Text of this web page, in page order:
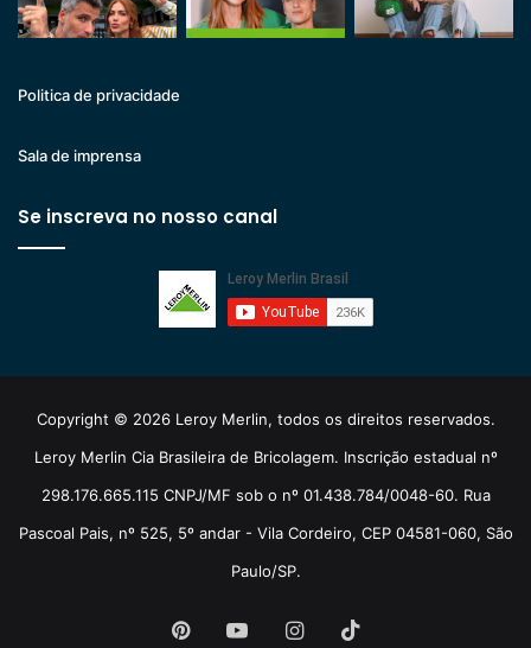
Politica de privacidade
Sala de imprensa
Se inscreva no nosso canal
Copyright © 2026 Leroy Merlin, todos os direitos reservados.
Leroy Merlin Cia Brasileira de Bricolagem. Inscrição estadual nº
298.176.665.115 CNPJ/MF sob o nº 01.438.784/0048-60. Rua
Pascoal Pais, nº 525, 5º andar - Vila Cordeiro, CEP 04581-060, São
Paulo/SP.
PinterestYouTubeInstagram